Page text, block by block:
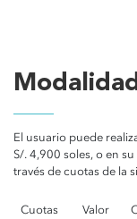
El usuario puede
S/. 4,900 soles, o en
través de cuotas de la
Cuotas
Valor